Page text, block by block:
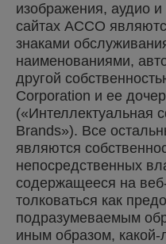
изображения, аудио
сайтах ACCO
знаками
наименованиями,
другой
Corporation и ее
(«Интеллектуальная
Brands»). Все
являются
непосредственных
содержащееся на
толковаться как
подразумеваемым
иным образом,